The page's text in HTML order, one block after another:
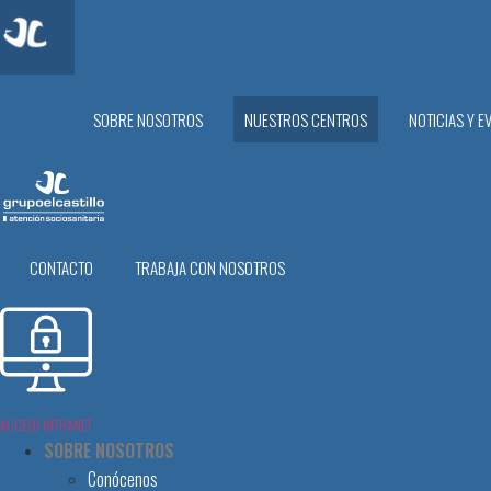
SOBRE NOSOTROS NUESTROS CENTROS NOTICIAS Y
CONTACTO TRABAJA CON NOSOTROS
ACCESO INTRANET
SOBRE NOSOTROS
Conócenos